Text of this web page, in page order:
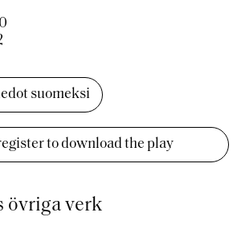
suomeksi
to download the play
övriga verk